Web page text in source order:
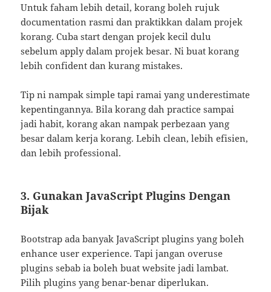
Untuk faham lebih detail, korang boleh rujuk
documentation rasmi dan praktikkan dalam projek
korang. Cuba start dengan projek kecil dulu
sebelum apply dalam projek besar. Ni buat korang
lebih confident dan kurang mistakes.
Tip ni nampak simple tapi ramai yang underestimate
kepentingannya. Bila korang dah practice sampai
jadi habit, korang akan nampak perbezaan yang
besar dalam kerja korang. Lebih clean, lebih efisien,
dan lebih professional.
3. Gunakan JavaScript Plugins Dengan
Bijak
Bootstrap ada banyak JavaScript plugins yang boleh
enhance user experience. Tapi jangan overuse
plugins sebab ia boleh buat website jadi lambat.
Pilih plugins yang benar-benar diperlukan.